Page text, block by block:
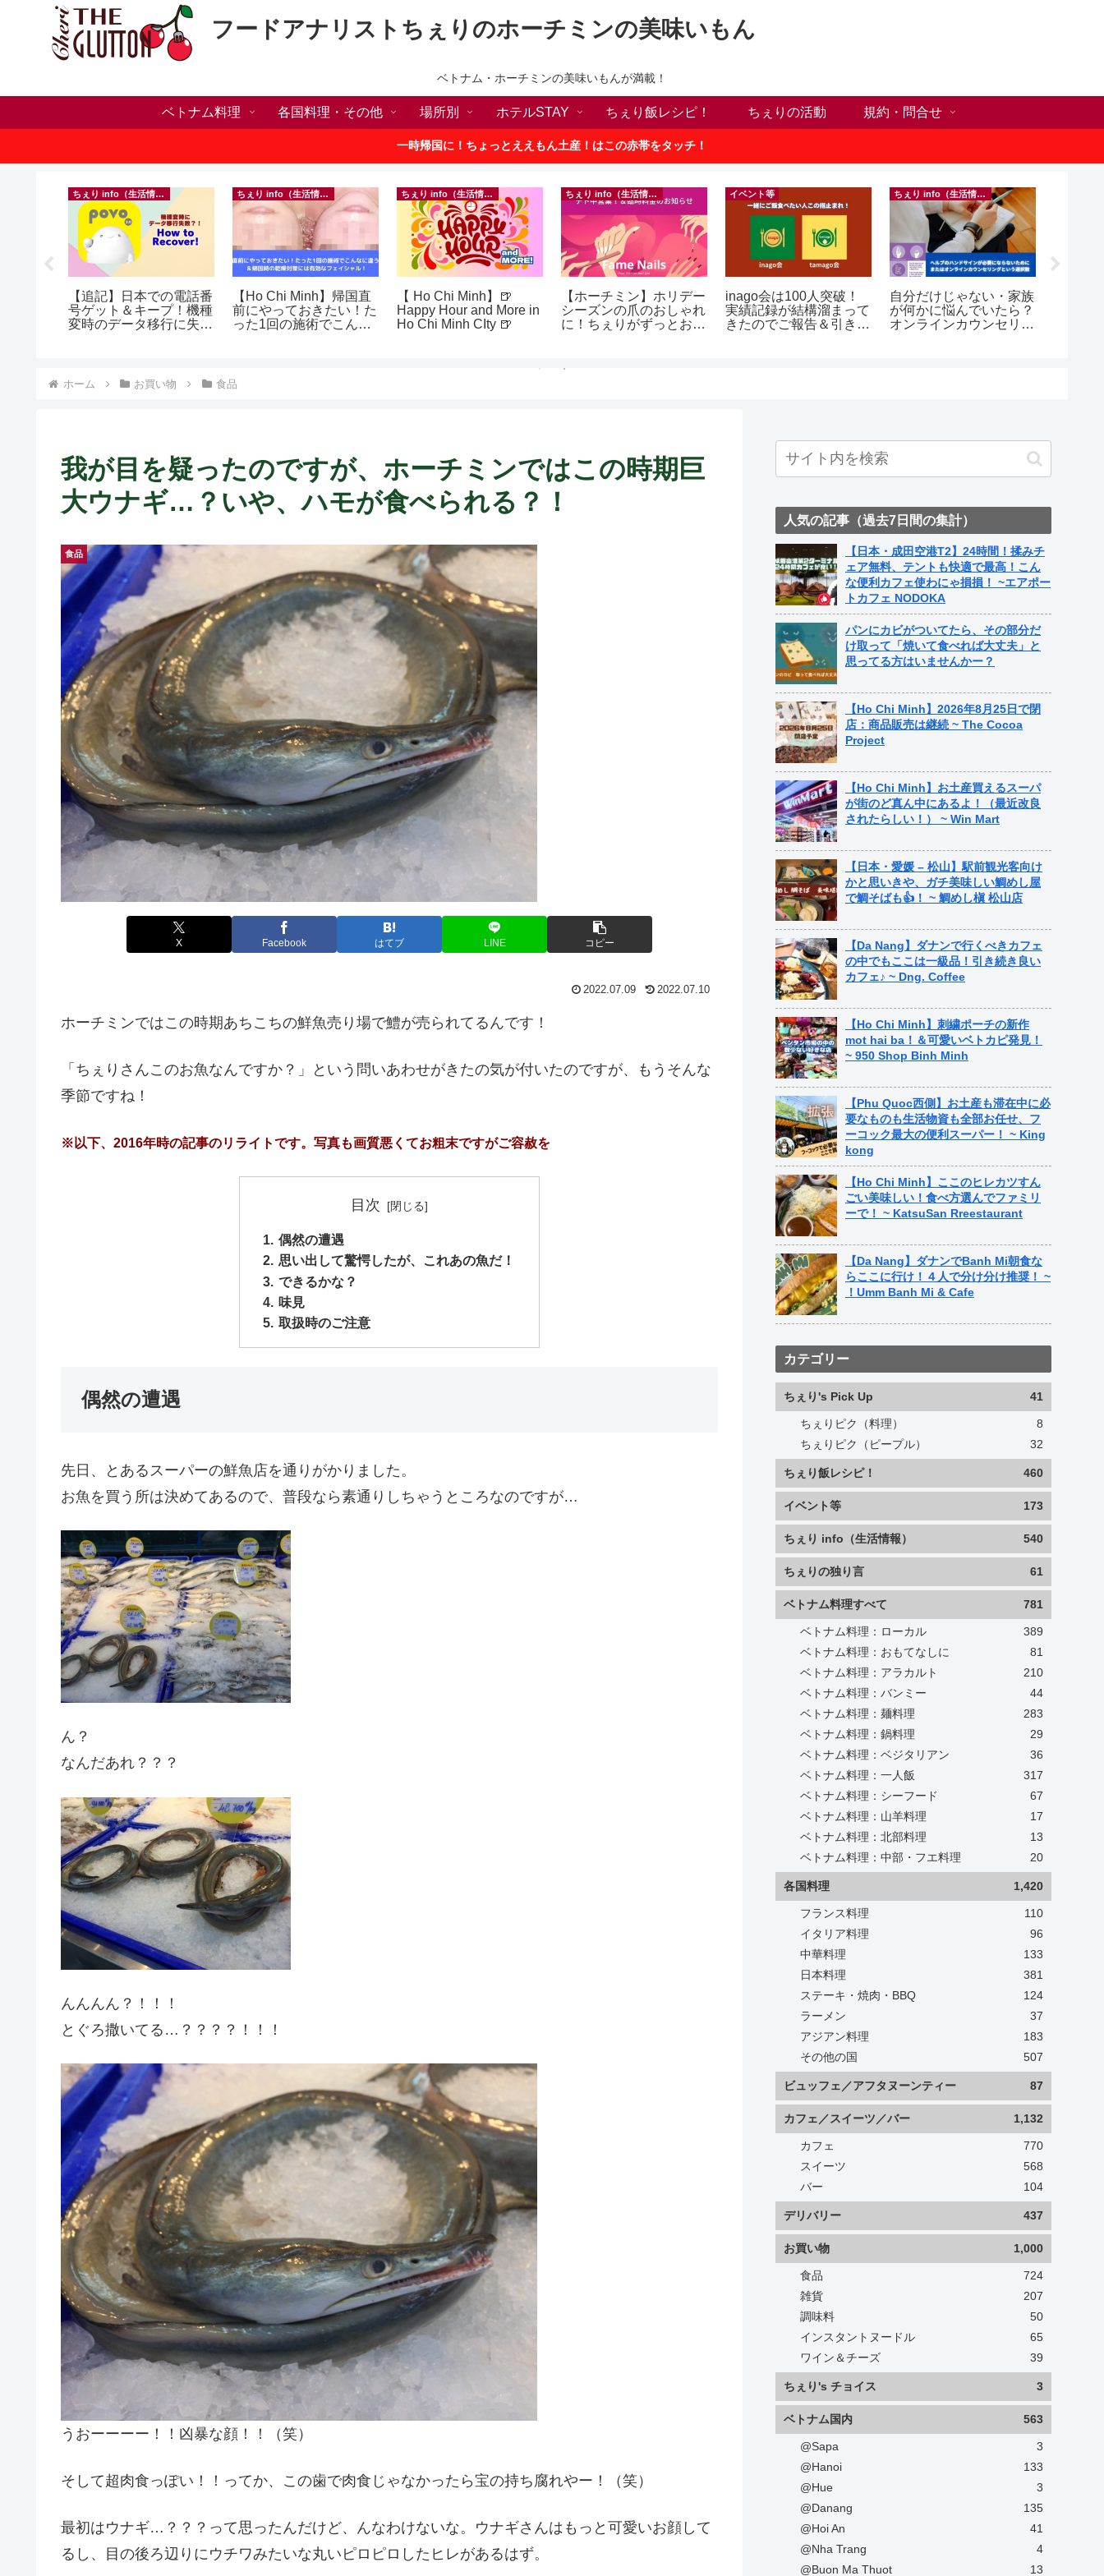
フードアナリストちぇりのホーチミンの美味いもん
ベトナム・ホーチミンの美味いもんが満載！
ベトナム料理 各国料理・その他 場所別 ホテルSTAY ちぇり飯レシピ！ ちぇりの活動 規約・問合せ
一時帰国に！ちょっとええもん土産！はこの赤帯をタッチ！
ちぇり info（生活情報）
【追記】日本での電話番
号ゲット＆キープ！機種
変時のデータ移行に失敗
ちぇり info（生活情報）
【Ho Chi Minh】帰国直
前にやっておきたい！た
った1回の施術でこんな
ちぇり info（生活情報）
【 Ho Chi Minh】🍺
Happy Hour and More in
Ho Chi Minh CIty 🍺
ちぇり info（生活情報）
【ホーチミン】ホリデー
シーズンの爪のおしゃれ
に！ちぇりがずっとお世
（テト前不適用期間&テ
イベント等
inago会は100人突破！
実績記録が結構溜まって
きたのでご報告＆引き続
ちぇり info（生活情報）
自分だけじゃない・家族
が何かに悩んでいたら？
オンラインカウンセリン
ホーム お買い物 食品
我が目を疑ったのですが、ホーチミンではこの時期巨
大ウナギ…？いや、ハモが食べられる？！
食品
X Facebook はてブ LINE コピー
2022.07.09 2022.07.10
ホーチミンではこの時期あちこちの鮮魚売り場で鱧が売られてるんです！
「ちぇりさんこのお魚なんですか？」という問いあわせがきたの気が付いたのですが、もうそんな
季節ですね！
※以下、2016年時の記事のリライトです。写真も画質悪くてお粗末ですがご容赦を
目次
偶然の遭遇
思い出して驚愕したが、これあの魚だ！
できるかな？
味見
取扱時のご注意
偶然の遭遇
先日、とあるスーパーの鮮魚店を通りがかりました。
お魚を買う所は決めてあるので、普段なら素通りしちゃうところなのですが…
ん？
なんだあれ？？？
んんんん？！！！
とぐろ撒いてる…？？？？！！！
うおーーーー！！凶暴な顔！！（笑）
そして超肉食っぽい！！ってか、この歯で肉食じゃなかったら宝の持ち腐れやー！（笑）
最初はウナギ…？？？って思ったんだけど、んなわけないな。ウナギさんはもっと可愛いお顔して
るし、目の後ろ辺りにウチワみたいな丸いピロピロしたヒレがあるはず。
人気の記事（過去7日間の集計）
【日本・成田空港T2】24時間！揉みチ
ェア無料、テントも快適で最高！こん
な便利カフェ使わにゃ損損！ ~エアポー
トカフェ NODOKA
パンにカビがついてたら、その部分だ
け取って「焼いて食べれば大丈夫」と
思ってる方はいませんかー？
【Ho Chi Minh】2026年8月25日で閉
店：商品販売は継続 ~ The Cocoa
Project
【Ho Chi Minh】お土産買えるスーパ
が街のど真ん中にあるよ！（最近改良
されたらしい！） ~ Win Mart
【日本・愛媛 – 松山】駅前観光客向け
かと思いきや、ガチ美味しい鯛めし屋
で鯛そばも👍！ ~ 鯛めし槇 松山店
【Da Nang】ダナンで行くべきカフェ
の中でもここは一級品！引き続き良い
カフェ♪ ~ Dng. Coffee
【Ho Chi Minh】刺繍ポーチの新作
mot hai ba！＆可愛いベトカピ発見！
~ 950 Shop Binh Minh
【Phu Quoc西側】お土産も滞在中に必
要なものも生活物資も全部お任せ、フ
ーコック最大の便利スーパー！ ~ King
kong
【Ho Chi Minh】ここのヒレカツすん
ごい美味しい！食べ方選んでファミリ
ーで！ ~ KatsuSan Rreestaurant
【Da Nang】ダナンでBanh Mi朝食な
らここに行け！４人で分け分け推奨！ ~
！Umm Banh Mi & Cafe
カテゴリー
ちぇり's Pick Up 41
ちぇりピク（料理）
8
ちぇりピク（ピープル）
32
ちぇり飯レシピ！ 460
イベント等 173
ちぇり info（生活情報） 540
ちぇりの独り言 61
ベトナム料理すべて 781
ベトナム料理：ローカル
389
ベトナム料理：おもてなしに
81
ベトナム料理：アラカルト
210
ベトナム料理：バンミー
44
ベトナム料理：麺料理
283
ベトナム料理：鍋料理
29
ベトナム料理：ベジタリアン
36
ベトナム料理：一人飯
317
ベトナム料理：シーフード
67
ベトナム料理：山羊料理
17
ベトナム料理：北部料理
13
ベトナム料理：中部・フエ料理
20
各国料理 1,420
フランス料理
110
イタリア料理
96
中華料理
133
日本料理
381
ステーキ・焼肉・BBQ
124
ラーメン
37
アジアン料理
183
その他の国
507
ビュッフェ／アフタヌーンティー 87
カフェ／スイーツ／バー 1,132
カフェ
770
スイーツ
568
バー
104
デリバリー 437
お買い物 1,000
食品
724
雑貨
207
調味料
50
インスタントヌードル
65
ワイン＆チーズ
39
ちぇり's チョイス 3
ベトナム国内 563
@Sapa
3
@Hanoi
133
@Hue
3
@Danang
135
@Hoi An
41
@Nha Trang
4
@Buon Ma Thuot
13